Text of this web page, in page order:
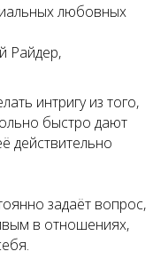
любовных
Райдер,
интригу из того,
быстро дают
действительно
задаёт вопрос,
в отношениях,